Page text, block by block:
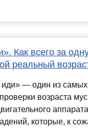
Как всего за
реальный
иди» — один из
возраста
которые, к